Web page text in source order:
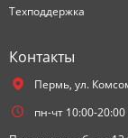
Техподдержка
Контакты
Пермь, ул.
пн-чт 10:00-